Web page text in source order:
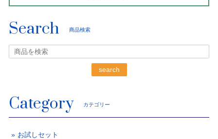
Search 商品検索
search
Category カテゴリー
お試しセット